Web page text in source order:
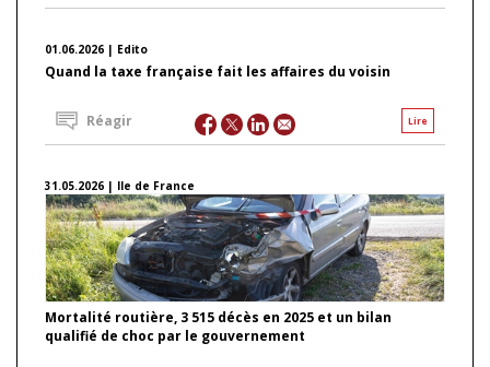
01.06.2026 | Edito
Quand la taxe française fait les affaires du voisin
Lire
Réagir
31.05.2026 | Ile de France
Mortalité routière, 3 515 décès en 2025 et un bilan
qualifié de choc par le gouvernement